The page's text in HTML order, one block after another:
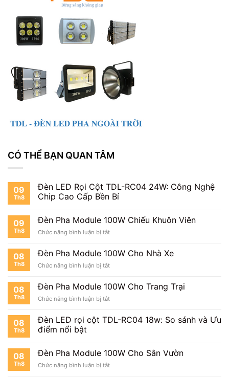
CÓ THỂ BẠN QUAN TÂM
09
Th8
Đèn LED Rọi Cột TDL-RC04 24W: Công Nghệ
Chip Cao Cấp Bền Bỉ
09
Th8
Đèn Pha Module 100W Chiếu Khuôn Viên
Chức năng bình luận bị tắtở
Pha
Module
100W
Khuôn
08
Th8
Đèn Pha Module 100W Cho Nhà Xe
Chức năng bình luận bị tắtở
Pha
Module
100W
Nhà
08
Th8
Đèn Pha Module 100W Cho Trang Trại
Chức năng bình luận bị tắtở
Pha
Module
Trang
08
Th8
Đèn LED rọi cột TDL-RC04 18w: So sánh và Ưu
điểm nổi bật
08
Th8
Đèn Pha Module 100W Cho Sân Vườn
Chức năng bình luận bị tắtở